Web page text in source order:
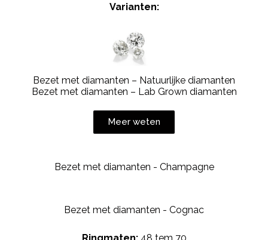
Varianten:
Bezet met diamanten – Natuurlijke diamanten
Bezet met diamanten – Lab Grown diamanten
Meer weten
Bezet met diamanten - Champagne
Bezet met diamanten - Cognac
Ringmaten: 48 tem 70